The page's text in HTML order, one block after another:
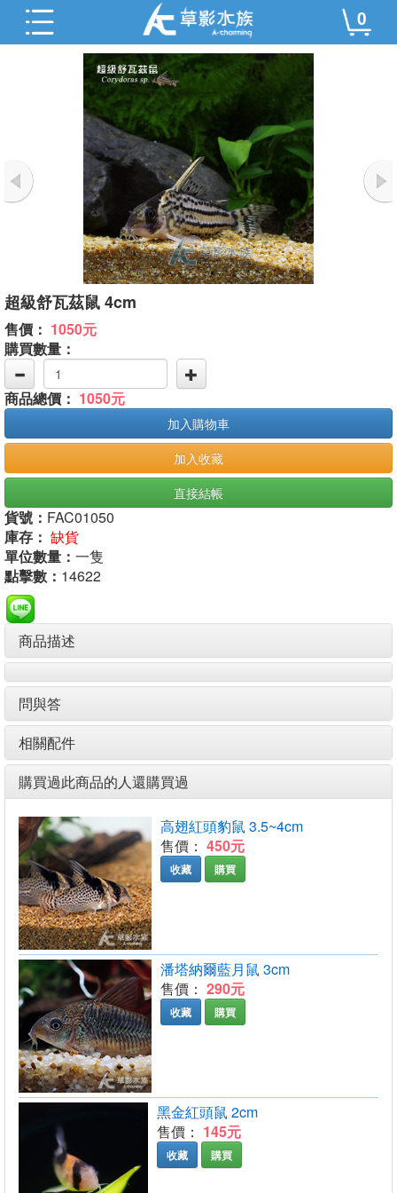
0
超級舒瓦茲鼠 4cm
售價： 1050元
購買數量：
商品總價： 1050元
加入購物車
加入收藏
直接結帳
貨號： FAC01050
庫存： 缺貨
單位數量： 一隻
點擊數： 14622
商品描述
問與答
相關配件
購買過此商品的人還購買過
高翅紅頭豹鼠 3.5~4cm
售價： 450元
收藏 購買
潘塔納爾藍月鼠 3cm
售價： 290元
收藏 購買
黑金紅頭鼠 2cm
售價： 145元
收藏 購買